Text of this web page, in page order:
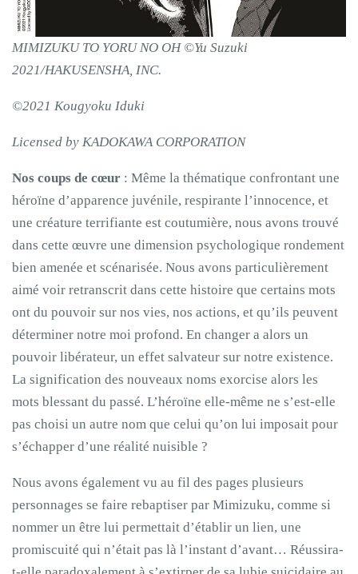
MIMIZUKU TO YORU NO OH ©Yu Suzuki
2021/HAKUSENSHA, INC.
©2021 Kougyoku Iduki
Licensed by KADOKAWA CORPORATION
Nos coups de cœur : Même la thématique confrontant une
héroïne d’apparence juvénile, respirante l’innocence, et
une créature terrifiante est coutumière, nous avons trouvé
dans cette œuvre une dimension psychologique rondement
bien amenée et scénarisée. Nous avons particulièrement
aimé voir retranscrit dans cette histoire que certains mots
ont du pouvoir sur nos vies, nos actions, et qu’ils peuvent
déterminer notre moi profond. En changer a alors un
pouvoir libérateur, un effet salvateur sur notre existence.
La signification des nouveaux noms exorcise alors les
mots blessant du passé. L’héroïne elle-même ne s’est-elle
pas choisi un autre nom que celui qu’on lui imposait pour
s’échapper d’une réalité nuisible ?
Nous avons également vu au fil des pages plusieurs
personnages se faire rebaptiser par Mimizuku, comme si
nommer un être lui permettait d’établir un lien, une
promiscuité qui n’était pas là l’instant d’avant… Réussira-